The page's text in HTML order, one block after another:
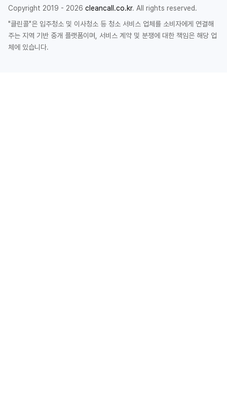
Copyright 2019 - 2026 cleancall.co.kr. All rights reserved.
"클린콜"은 입주청소 및 이사청소 등 청소 서비스 업체를 소비자에게 연결해
주는 지역 기반 중개 플랫폼이며, 서비스 계약 및 분쟁에 대한 책임은 해당 업
체에 있습니다.